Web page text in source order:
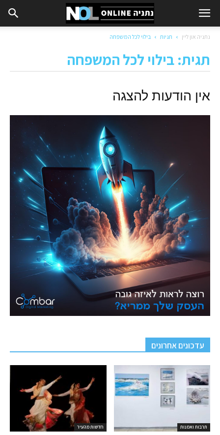
נתניה און ליין תגיות בילוי לכל המשפחה
תגית: בילוי לכל המשפחה
אין הודעות להצגה
עדכונים אחרונים
חדשות מהעיר תרבות ואמנות